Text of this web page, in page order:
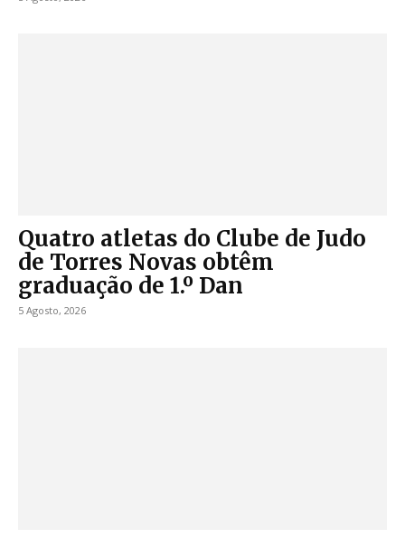
Quatro atletas do Clube de Judo
de Torres Novas obtêm
graduação de 1.º Dan
5 Agosto, 2026